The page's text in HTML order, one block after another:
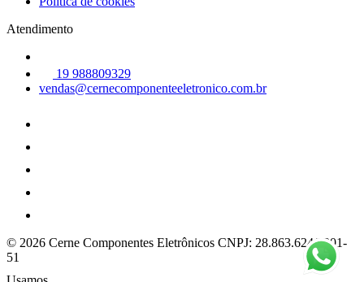
Atendimento
19 988809329
vendas@cernecomponenteeletronico.com.br
© 2026 Cerne Componentes Eletrônicos CNPJ: 28.863.624/0001-
51